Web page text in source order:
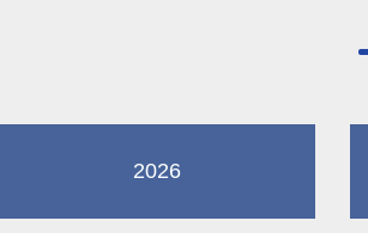
2026